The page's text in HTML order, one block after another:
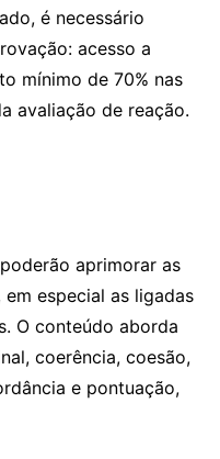
é necessário
acesso a
mínimo de 70% nas
avaliação de reação.
aprimorar as
especial as ligadas
O conteúdo aborda
coerência, coesão,
e pontuação,